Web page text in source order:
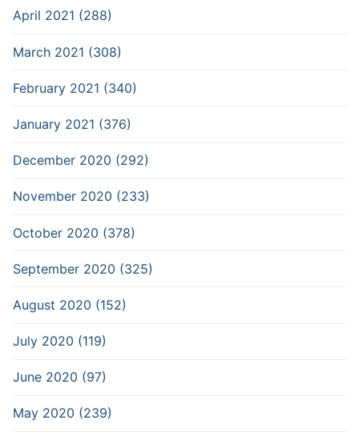
April 2021 (288)
March 2021 (308)
February 2021 (340)
January 2021 (376)
December 2020 (292)
November 2020 (233)
October 2020 (378)
September 2020 (325)
August 2020 (152)
July 2020 (119)
June 2020 (97)
May 2020 (239)